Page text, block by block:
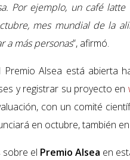
Por ejemplo, un café
mes mundial de la
a más personas”, afirmó.
Alsea está abierta
y registrar su proyecto en
con un comité
en octubre, también
sobre el Premio Alsea en